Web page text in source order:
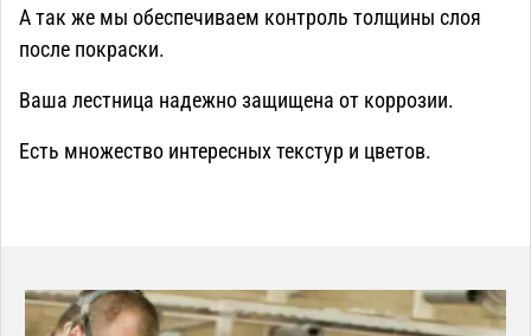
А так же мы обеспечиваем контроль толщины слоя
после покраски.
Ваша лестница надежно защищена от коррозии.
Есть множество интересных текстур и цветов.